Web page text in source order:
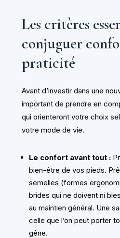
Les critères
conjuguer
praticité
Avant d’investir dans une
important de prendre en
qui orienteront votre choix
votre mode de vie.
Le confort avant tout :
bien-être de vos pieds.
semelles (formes
brides qui ne doivent ni
au maintien général. Une
celle que l’on peut porter
gêne.